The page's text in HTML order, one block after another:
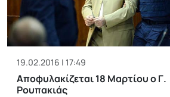
19.02.2016 | 17:49
Αποφυλακίζεται 18 Μαρτίου ο Γ.
Ρουπακιάς